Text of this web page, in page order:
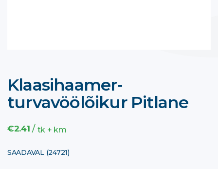
Klaasihaamer-
turvavöölõikur Pitlane
€2.41 / tk + km
SAADAVAL (24721)